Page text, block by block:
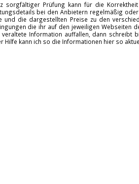
sorgfältiger Prüfung kann für die
bei den Anbietern regelmäßig
und die dargestellten Preise zu den
die ihr auf den jeweiligen Webseiten
veraltete Information auffallen, dann schreibt
Hilfe kann ich so die Informationen hier so